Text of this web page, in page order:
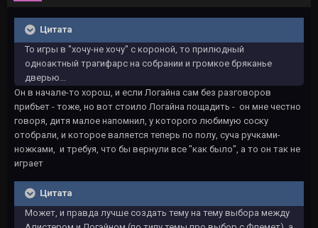
Цитата
То игры в "хочу-не хочу" с короной, то прилюдный
одноактный трагифарс на собрании и громкое бряканье
дверью...
Он в начале-то хорош, и если Логайна сам без разговоров
прибъет - тоже, но вот стоило Логайна пощадить - он мне честно
говоря, дитя малое напомнил, у которого любимую соску
отобрали, и которое валяется теперь по полу, суча ручками-
ножками, и требуя, что бы вернули все "как было", а то он так не
играет
Цитата
Может, и правда лучше создать тему на тему выбора между